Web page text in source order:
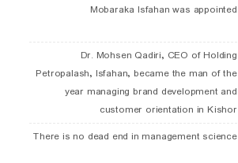
Mobaraka Isfahan was appointed
Dr. Mohsen Qadiri, CEO of Holding
Petropalash, Isfahan, became the man of the
year managing brand development and
customer orientation in Kishor
There is no dead end in management science